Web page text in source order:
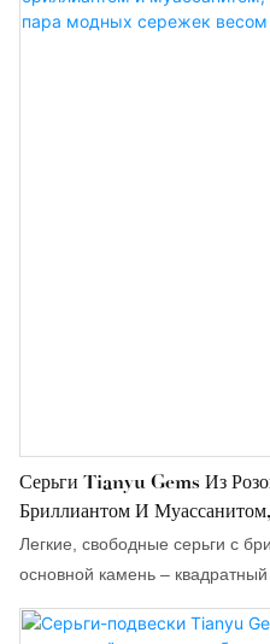
морганитов изумрудной
Серьги Tianyu Gems Из
Бриллиантом И
Пара Модных Сережек Весом
Легкие, свободные серьги с
основной камень –
бриллиантовой инкрустацией,
создающие ощущение